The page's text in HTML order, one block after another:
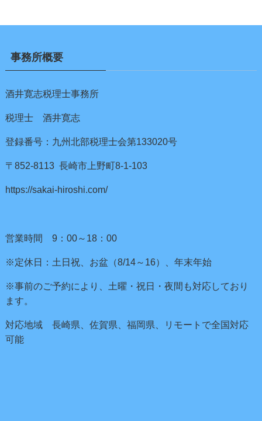
事務所概要
酒井寛志税理士事務所
税理士 酒井寛志
登録番号：九州北部税理士会第133020号
〒852-8113 長崎市上野町8-1-103
https://sakai-hiroshi.com/
営業時間 9：00～18：00
※定休日：土日祝、お盆（8/14～16）、年末年始
※事前のご予約により、土曜・祝日・夜間も対応しており
ます。
対応地域 長崎県、佐賀県、福岡県、リモートで全国対応
可能